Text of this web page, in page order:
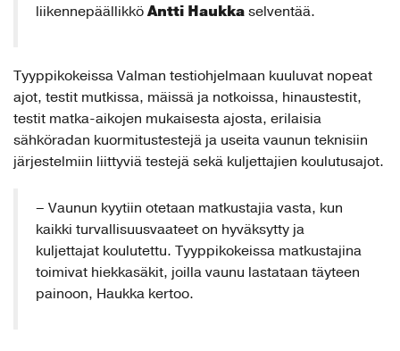
liikennepäällikkö Antti Haukka selventää.
Tyyppikokeissa Valman testiohjelmaan kuuluvat nopeat
ajot, testit mutkissa, mäissä ja notkoissa, hinaustestit,
testit matka-aikojen mukaisesta ajosta, erilaisia
sähköradan kuormitustestejä ja useita vaunun teknisiin
järjestelmiin liittyviä testejä sekä kuljettajien koulutusajot.
– Vaunun kyytiin otetaan matkustajia vasta, kun
kaikki turvallisuusvaateet on hyväksytty ja
kuljettajat koulutettu. Tyyppikokeissa matkustajina
toimivat hiekkasäkit, joilla vaunu lastataan täyteen
painoon, Haukka kertoo.